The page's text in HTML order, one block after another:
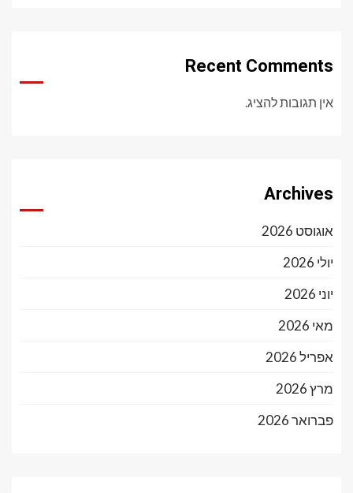
Recent Comments
אין תגובות להציג.
Archives
אוגוסט 2026
יולי 2026
יוני 2026
מאי 2026
אפריל 2026
מרץ 2026
פברואר 2026